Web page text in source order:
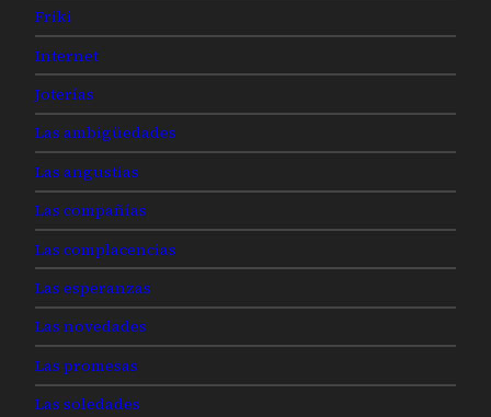
Friki
Internet
Joterías
Las ambigüedades
Las angustias
Las compañías
Las complacencias
Las esperanzas
Las novedades
Las promesas
Las soledades